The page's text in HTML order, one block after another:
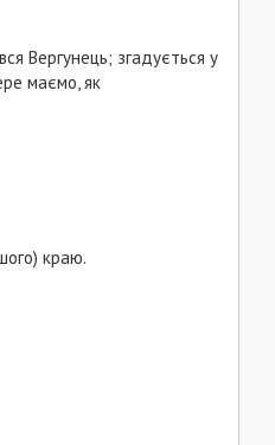
Вергунець; згадується у
маємо, як
краю.